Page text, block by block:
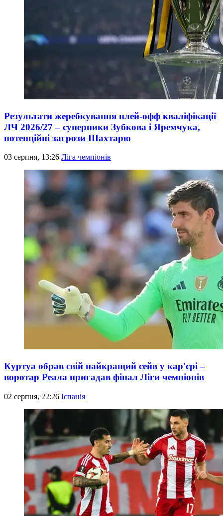
Результати жеребкування плей-офф кваліфікації
ЛЧ 2026/27 – суперники Зубкова і Яремчука,
потенційні загрози Шахтарю
03 серпня, 13:26 Ліга чемпіонів
Куртуа обрав свій найкращий сейв у кар'єрі –
воротар Реала пригадав фінал Ліги чемпіонів
02 серпня, 22:26 Іспанія